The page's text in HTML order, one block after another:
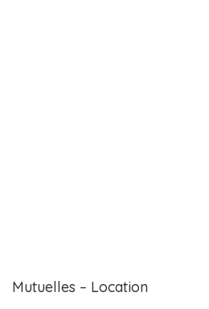
Mutuelles – Location